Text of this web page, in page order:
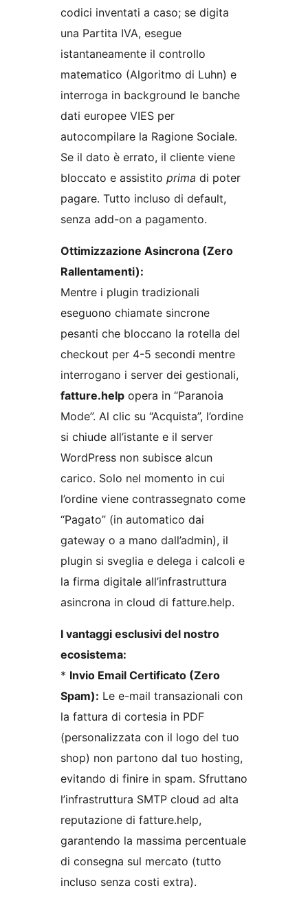
codici inventati a caso; se digita
una Partita IVA, esegue
istantaneamente il controllo
matematico (Algoritmo di Luhn) e
interroga in background le banche
dati europee VIES per
autocompilare la Ragione Sociale.
Se il dato è errato, il cliente viene
bloccato e assistito prima di poter
pagare. Tutto incluso di default,
senza add-on a pagamento.
Ottimizzazione Asincrona (Zero
Rallentamenti):
Mentre i plugin tradizionali
eseguono chiamate sincrone
pesanti che bloccano la rotella del
checkout per 4-5 secondi mentre
interrogano i server dei gestionali,
fatture.help opera in “Paranoia
Mode”. Al clic su “Acquista”, l’ordine
si chiude all’istante e il server
WordPress non subisce alcun
carico. Solo nel momento in cui
l’ordine viene contrassegnato come
“Pagato” (in automatico dai
gateway o a mano dall’admin), il
plugin si sveglia e delega i calcoli e
la firma digitale all’infrastruttura
asincrona in cloud di fatture.help.
I vantaggi esclusivi del nostro
ecosistema:
* Invio Email Certificato (Zero
Spam): Le e-mail transazionali con
la fattura di cortesia in PDF
(personalizzata con il logo del tuo
shop) non partono dal tuo hosting,
evitando di finire in spam. Sfruttano
l’infrastruttura SMTP cloud ad alta
reputazione di fatture.help,
garantendo la massima percentuale
di consegna sul mercato (tutto
incluso senza costi extra).